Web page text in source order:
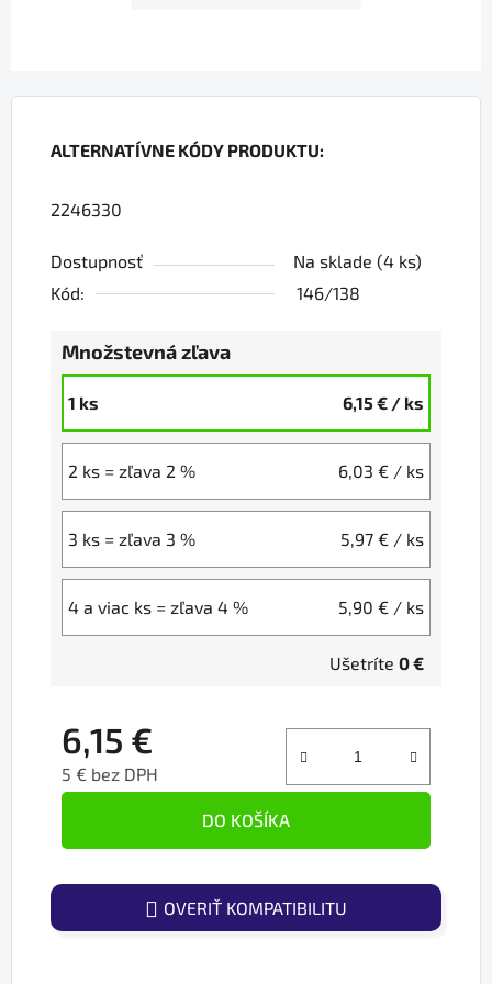
ALTERNATÍVNE KÓDY PRODUKTU:
2246330
Dostupnosť Na sklade (4 ks)
Kód:
146/138
Množstevná zľava
1 ks 6,15 € / ks
2 ks = zľava 2 % 6,03 € / ks
3 ks = zľava 3 % 5,97 € / ks
4 a viac ks = zľava 4 % 5,90 € / ks
Ušetríte 0 €
6,15 €
5 € bez DPH
DO KOŠÍKA
OVERIŤ KOMPATIBILITU